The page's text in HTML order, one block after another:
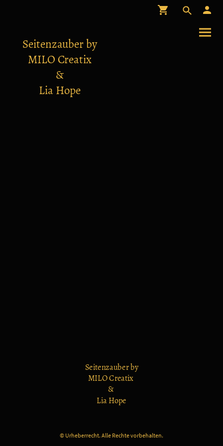
Seitenzauber by
MILO Creatix
&
Lia Hope
Seitenzauber by
MILO Creatix
&
Lia Hope
© Urheberrecht. Alle Rechte vorbehalten.